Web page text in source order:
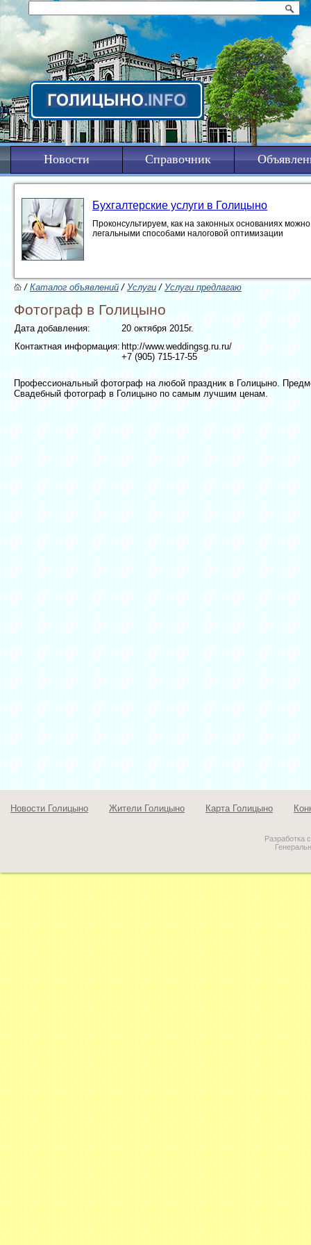
Новости Справочник
Бухгалтерские услуги в Голицыно
Проконсультируем, как на законных основаниях
легальными способами налоговой оптимизации
/Каталог объявлений/Услуги /Услуги предлагаю
Фотограф в Голицыно
Дата добавления:
20 октября 2015г.
Контактная информация: http://www.weddingsg.ru.ru/
+7 (905) 715-17-55
Профессиональный фотограф на любой праздник в Голицыно.
Свадебный фотограф в Голицыно по самым лучшим ценам.
Новости Голицыно Жители Голицыно Карта Голицыно
Разработка